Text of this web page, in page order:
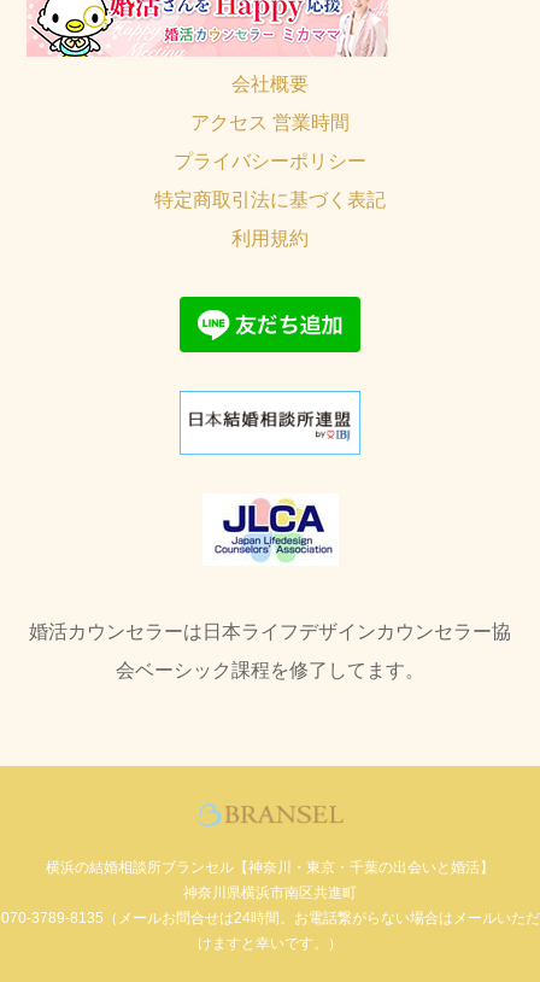
会社概要
アクセス 営業時間
プライバシーポリシー
特定商取引法に基づく表記
利用規約
婚活カウンセラーは日本ライフデザインカウンセラー協
会ベーシック課程を修了してます。
横浜の結婚相談所ブランセル【神奈川・東京・千葉の出会いと婚活】
神奈川県横浜市南区共進町
070-3789-8135（メールお問合せは24時間。お電話繋がらない場合はメールいただ
けますと幸いです。）